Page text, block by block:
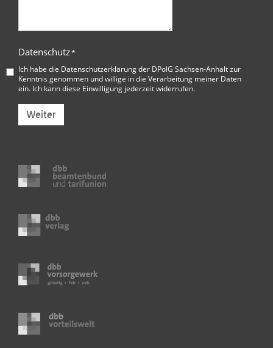
Datenschutz*
Ich habe die Datenschutzerklärung der DPolG Sachsen-Anhaltzur
Kenntnis genommen und willige in die Verarbeitung meiner Daten
ein. Ich kann diese Einwilligung jederzeit widerrufen.
Weiter